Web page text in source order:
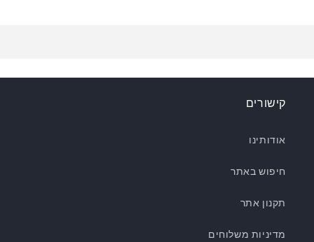
קישורים
אודותינו
חיפוש באתר
תקנון אתר
מדיניות משלוחים